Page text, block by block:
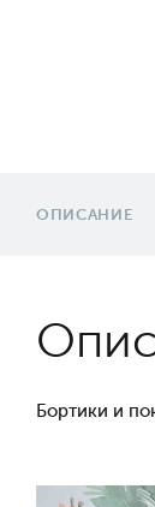
ОПИСАНИЕ
Бортики и